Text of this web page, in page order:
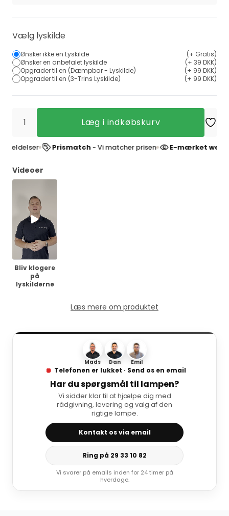
Vælg lyskilde
Ønsker ikke en Lyskilde
(+ Gratis)
Ønsker en anbefalet lyskilde
(+ 39 DKK)
Opgrader til en (Dæmpbar - Lyskilde)
(+ 99 DKK)
Opgrader til en (3-Trins Lyskilde)
(+ 99 DKK)
Læg i indkøbskurv
Prismatch- Vi matcher prisen E-mærket webshop
Videoer
Bliv klogere
på
lyskilderne
Læs mere om produktet
Mads Dan Emil
Telefonen er lukket · Send os en email
Har du spørgsmål til lampen?
Vi sidder klar til at hjælpe dig med
rådgivning, levering og valg af den
rigtige lampe.
Kontakt os via email
Ring på 29 33 10 82
Vi svarer på emails inden for 24 timer på
hverdage.